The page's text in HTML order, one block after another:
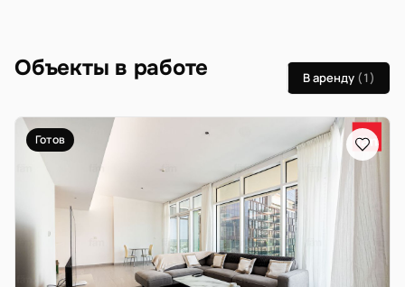
Объекты в работе В аренду (1)
Готов